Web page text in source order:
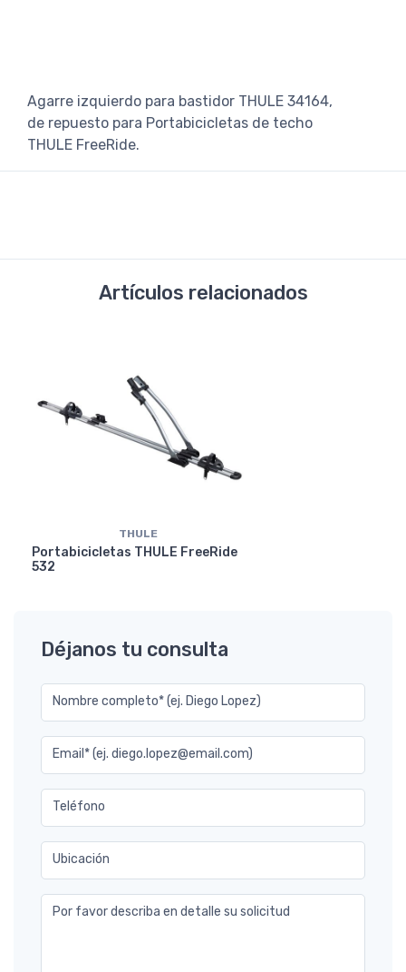
Agarre izquierdo para bastidor THULE 34164,
de repuesto para Portabicicletas de techo
THULE FreeRide.
Artículos relacionados
THULE
Portabicicletas THULE FreeRide
532
Déjanos tu consulta
Nombre completo* (ej. Diego Lopez)
Email* (ej. diego.lopez@email.com)
Teléfono
Ubicación
Por favor describa en detalle su solicitud